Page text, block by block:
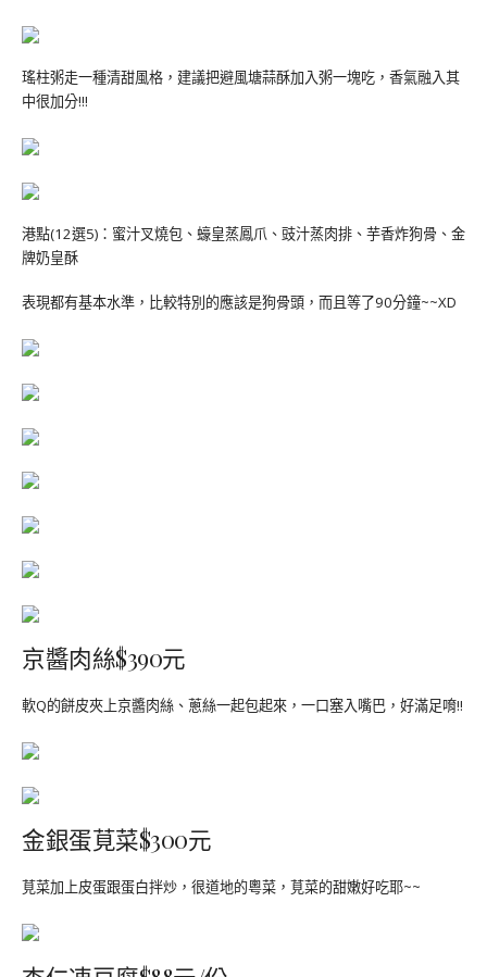
瑤柱粥走一種清甜風格，建議把避風塘蒜酥加入粥一塊吃，香氣融入其
中很加分!!!
港點(12選5)：蜜汁叉燒包、蠔皇蒸鳳爪、豉汁蒸肉排、芋香炸狗骨、金
牌奶皇酥
表現都有基本水準，比較特別的應該是狗骨頭，而且等了90分鐘~~XD
京醬肉絲$390元
軟Q的餅皮夾上京醬肉絲、蔥絲一起包起來，一口塞入嘴巴，好滿足唷!!
金銀蛋莧菜$300元
莧菜加上皮蛋跟蛋白拌炒，很道地的粵菜，莧菜的甜嫩好吃耶~~